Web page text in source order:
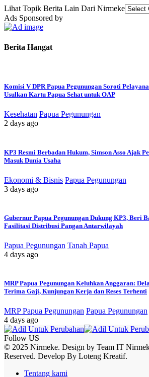
Lihat Topik Berita Lain Dari Nirmeke
Ads Sponsored by
Berita Hangat
Komisi V DPR Papua Pegunungan Soroti
Usulkan Kartu Papua Sehat untuk OAP
Kesehatan Papua Pegunungan
2 days ago
KP3 Resmi Berbadan Hukum, Simson Asso Ajak
Masuk Dunia Usaha
Ekonomi & Bisnis Papua Pegunungan
3 days ago
Gubernur Papua Pegunungan Dukung KP3, Beri
Fasilitasi Distribusi Pangan Antarwilayah
Papua Pegunungan Tanah Papua
4 days ago
MRP Papua Pegunungan Keluhkan Anggaran:
Terima Gaji, Kunjungan Kerja dan Reses Terhenti
MRP Papua Pegunungan Papua Pegunungan
4 days ago
Follow US
© 2025 Nirmeke. Design by Team IT
Reserved. Develop By Loteng Kreatif.
Tentang kami